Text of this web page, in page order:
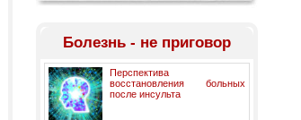
Болезнь - не приговор
Перспектива
восстановления больных
после инсульта